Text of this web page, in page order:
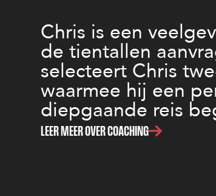
Chris is een
de tientallen
selecteert Chris
waarmee hij een
diepgaande reis
LEER MEER OVER COACHING